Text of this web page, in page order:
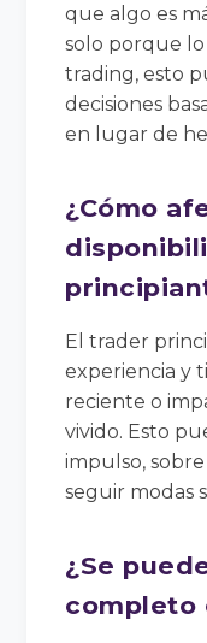
que algo es
solo porque
trading, esto
decisiones
en lugar de
¿Cómo
El trader
experiencia y
reciente o
vivido. Esto
impulso,
seguir modas
¿Se
completo